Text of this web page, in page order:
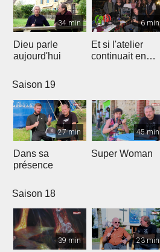
34 min
Dieu parle
aujourd'hui
6 min
Et si l'atelier
continuait en
Saison 19
27 min
Dans sa
présence
45 min
Super Woman
Saison 18
39 min 23 min